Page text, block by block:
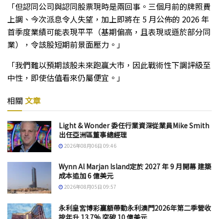
「但認同公司與認同股票現時是兩回事。三個月前的牌照費
上調、今次派息令人失望，加上即將在 5 月公佈的 2026 年
首季度業績可能表現平平（基期偏高，且表現或遜於部分同
業），令該股短期前景面壓力。」
「我們難以預期該股未來跑贏大市，因此戰術性下調評級至
中性，即使估值看來仍屬便宜。」
相關 文章
Light & Wonder 委任行業資深從業員Mike Smith
出任亞洲區董事總經理
2026年08月06日 09:46
Wynn Al Marjan Island定於 2027 年 9 月開幕 建築
成本追加 6 億美元
2026年08月05日 09:57
永利皇宮博彩贏額帶動永利澳門2026年第二季營收
按年升 13.7% 突破 10 億美元